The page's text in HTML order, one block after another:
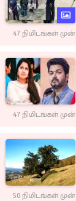
47 நிமிடங்கள் முன்
47 நிமிடங்கள் முன்
50 நிமிடங்கள் முன்